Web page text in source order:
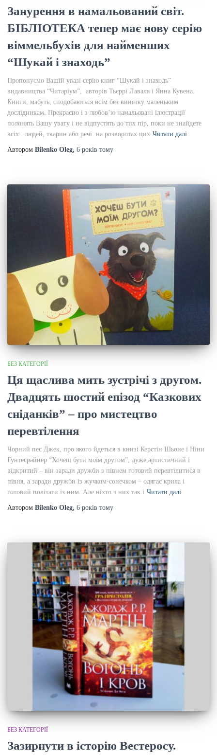
Занурення в намальований світ.
БІБЛІОТЕКА тепер має нову серію
віммельбухів для найменших
“Шукай і знаходь”
Пропонуємо Вашій увазі серію книг “Шукай і знаходь”
видавництва “Читаріум”, авторів Тьєррі Лаваля і Янна Кувена.
Книги, мабуть, сподобаються всім без винятку маленьким
дослідникам. Прекрасно і з любов’ю намальовані ілюстрації
полонять Вашу увагу і не відпустять до тих пір, поки не знайдете
всіх: людей, тварин або речі на розворотах цих Читати далі
Автором Bilenko Oleg, 6 років тому
БЕЗ КАТЕГОРІЇ
Ця щаслива мить зустрічі з другом.
Двадцять шостий епізод “Казкових
сніданків” – про мистецтво
перевтілення
Чорний пес Джек, про якого йдеться в книзі Керстін Шьоне і Ніни
Гунтесрайнер “Хочеш бути моїм другом”, дуже артистичний і
відкритий – він заради дружби з півнем готовий перевтілитися в
півня, а заради дружби із жучком-сонечком – одягає крила і
готовий політати із ним. Але ніхто з них так і Читати далі
Автором Bilenko Oleg, 6 років тому
БЕЗ КАТЕГОРІЇ
Зазирнути в історію Вестеросу.